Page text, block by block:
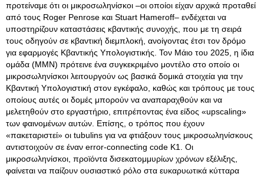
προτείναμε ότι οι μικροσωληνίσκοι –οι οποίοι είχαν αρχικά προταθεί
από τους Roger Penrose και Stuart Hameroff– ενδέχεται να
υποστηρίζουν καταστάσεις κβαντικής συνοχής, που με τη σειρά
τους οδηγούν σε κβαντική διεμπλοκή, ανοίγοντας έτσι τον δρόμο
για εφαρμογές Κβαντικής Υπολογιστικής. Τον Μάιο του 2025, η ίδια
ομάδα (ΜΜΝ) πρότεινε ένα συγκεκριμένο μοντέλο στο οποίο οι
μικροσωληνίσκοι λειτουργούν ως βασικά δομικά στοιχεία για την
Κβαντική Υπολογιστική στον εγκέφαλο, καθώς και τρόπους με τους
οποίους αυτές οι δομές μπορούν να αναπαραχθούν και να
μελετηθούν στο εργαστήριο, επιτρέποντας ένα είδος «upscaling»
των φαινομένων αυτών. Επίσης, ο τρόπος που έχουν
«πακεταριστεί» οι tubulins για να φτιάξουν τους μικροσωληνίσκους
αντιστοιχούν σε έναν error-connecting code K1. Οι
μικροσωληνίσκοι, προϊόντα δισεκατομμυρίων χρόνων εξέλιξης,
φαίνεται να παίζουν ουσιαστικό ρόλο στα ευκαρυωτικά κύτταρα